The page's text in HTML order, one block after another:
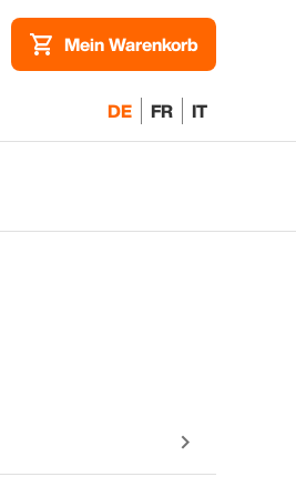
Mein Warenkorb
DE FR IT